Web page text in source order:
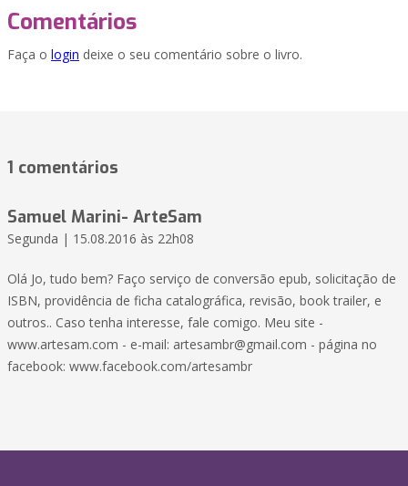
Comentários
Faça o login deixe o seu comentário sobre o livro.
1 comentários
Samuel Marini- ArteSam
Segunda | 15.08.2016 às 22h08
Olá Jo, tudo bem? Faço serviço de conversão epub, solicitação de
ISBN, providência de ficha catalográfica, revisão, book trailer, e
outros.. Caso tenha interesse, fale comigo. Meu site -
www.artesam.com - e-mail: artesambr@gmail.com - página no
facebook: www.facebook.com/artesambr